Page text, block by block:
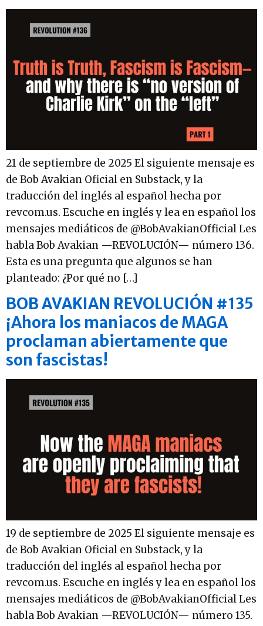
21 de septiembre de 2025 El siguiente mensaje es
de Bob Avakian Oficial en Substack, y la
traducción del inglés al español hecha por
revcom.us. Escuche en inglés y lea en español los
mensajes mediáticos de @BobAvakianOfficial Les
habla Bob Avakian —REVOLUCIÓN— número 136.
Esta es una pregunta que algunos se han
planteado: ¿Por qué no […]
BOB AVAKIAN REVOLUCIÓN #135
¡Ahora los maniacos de MAGA
proclaman abiertamente que
son fascistas!
19 de septiembre de 2025 El siguiente mensaje es
de Bob Avakian Oficial en Substack, y la
traducción del inglés al español hecha por
revcom.us. Escuche en inglés y lea en español los
mensajes mediáticos de @BobAvakianOfficial Les
habla Bob Avakian —REVOLUCIÓN— número 135.